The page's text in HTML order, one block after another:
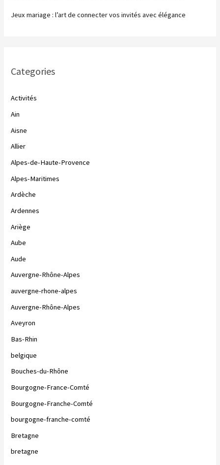
Jeux mariage : l’art de connecter vos invités avec élégance
Categories
Activités
Ain
Aisne
Allier
Alpes-de-Haute-Provence
Alpes-Maritimes
Ardèche
Ardennes
Ariège
Aube
Aude
Auvergne-Rhône-Alpes
auvergne-rhone-alpes
Auvergne-Rhône-Alpes
Aveyron
Bas-Rhin
belgique
Bouches-du-Rhône
Bourgogne-France-Comté
Bourgogne-Franche-Comté
bourgogne-franche-comté
Bretagne
bretagne